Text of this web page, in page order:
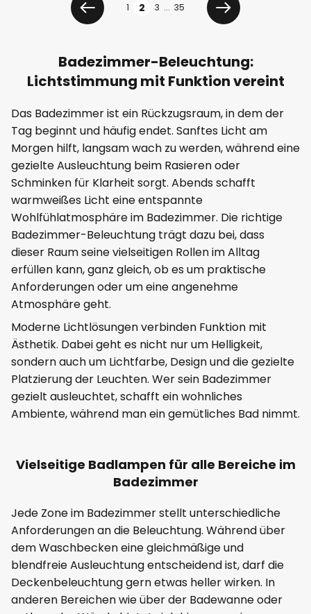
Zurück
1 2 3 ... 35
Weiter
Badezimmer-Beleuchtung:
Lichtstimmung mit Funktion vereint
Das Badezimmer ist ein Rückzugsraum, in dem der
Tag beginnt und häufig endet. Sanftes Licht am
Morgen hilft, langsam wach zu werden, während eine
gezielte Ausleuchtung beim Rasieren oder
Schminken für Klarheit sorgt. Abends schafft
warmweißes Licht eine entspannte
Wohlfühlatmosphäre im Badezimmer. Die richtige
Badezimmer-Beleuchtung trägt dazu bei, dass
dieser Raum seine vielseitigen Rollen im Alltag
erfüllen kann, ganz gleich, ob es um praktische
Anforderungen oder um eine angenehme
Atmosphäre geht.
Moderne Lichtlösungen verbinden Funktion mit
Ästhetik. Dabei geht es nicht nur um Helligkeit,
sondern auch um Lichtfarbe, Design und die gezielte
Platzierung der Leuchten. Wer sein Badezimmer
gezielt ausleuchtet, schafft ein wohnliches
Ambiente, während man ein gemütliches Bad nimmt.
Vielseitige Badlampen für alle Bereiche im
Badezimmer
Jede Zone im Badezimmer stellt unterschiedliche
Anforderungen an die Beleuchtung. Während über
dem Waschbecken eine gleichmäßige und
blendfreie Ausleuchtung entscheidend ist, darf die
Deckenbeleuchtung gern etwas heller wirken. In
anderen Bereichen wie über der Badewanne oder